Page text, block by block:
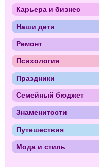
Карьера и бизнес
Наши дети
Ремонт
Психология
Праздники
Семейный бюджет
Знаменитости
Путешествия
Мода и стиль